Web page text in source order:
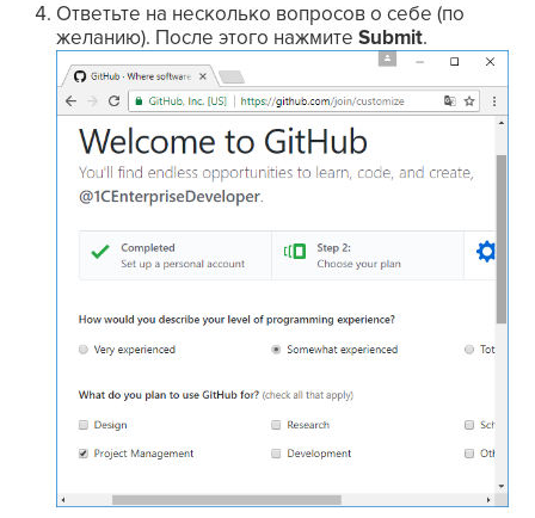
Ответьте на несколько вопросов о себе (по
желанию). После этого нажмитеSubmit.